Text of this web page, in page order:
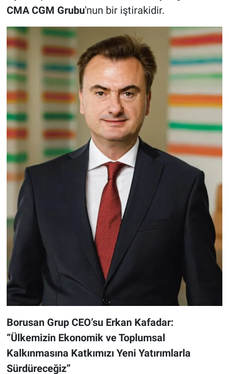
CMA CGM Grubu'nun bir iştirakidir.
Borusan Grup CEO’su Erkan Kafadar:
“Ülkemizin Ekonomik ve Toplumsal
Kalkınmasına Katkımızı Yeni Yatırımlarla
Sürdüreceğiz”